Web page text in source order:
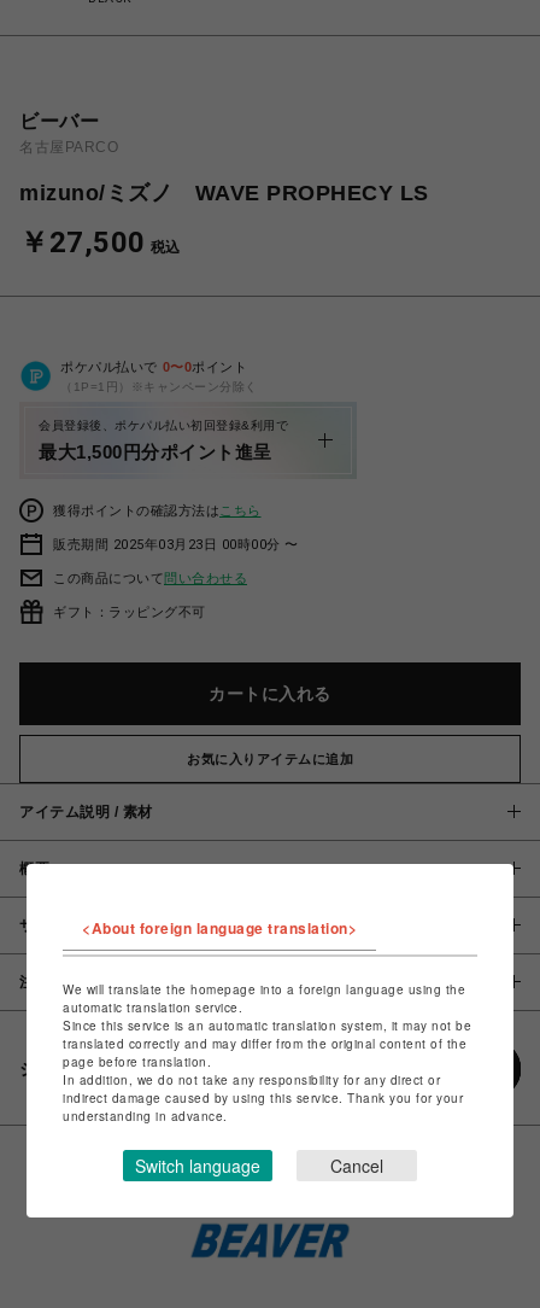
ビーバー
名古屋PARCO
mizuno/ミズノ WAVE PROPHECY LS
￥27,500 税込
ポケパル払いで 0〜0ポイント
（1P=1円）※キャンペーン分除く
会員登録後、ポケパル払い初回登録&利用で
最大1,500円分ポイント進呈
獲得ポイントの確認方法は こちら
販売期間 2025年03月23日 00時00分 〜
この商品について問い合わせる
ギフト：ラッピング不可
カートに入れる
お気に入りアイテムに追加
アイテム説明 / 素材
概要
サイズ
注意事項
シェアする
<About foreign language translation>
We will translate the homepage into a foreign language using the
automatic translation service.
Since this service is an automatic translation system, it may not be
translated correctly and may differ from the original content of the
page before translation.
In addition, we do not take any responsibility for any direct or
indirect damage caused by using this service. Thank you for your
understanding in advance.
Switch language Cancel